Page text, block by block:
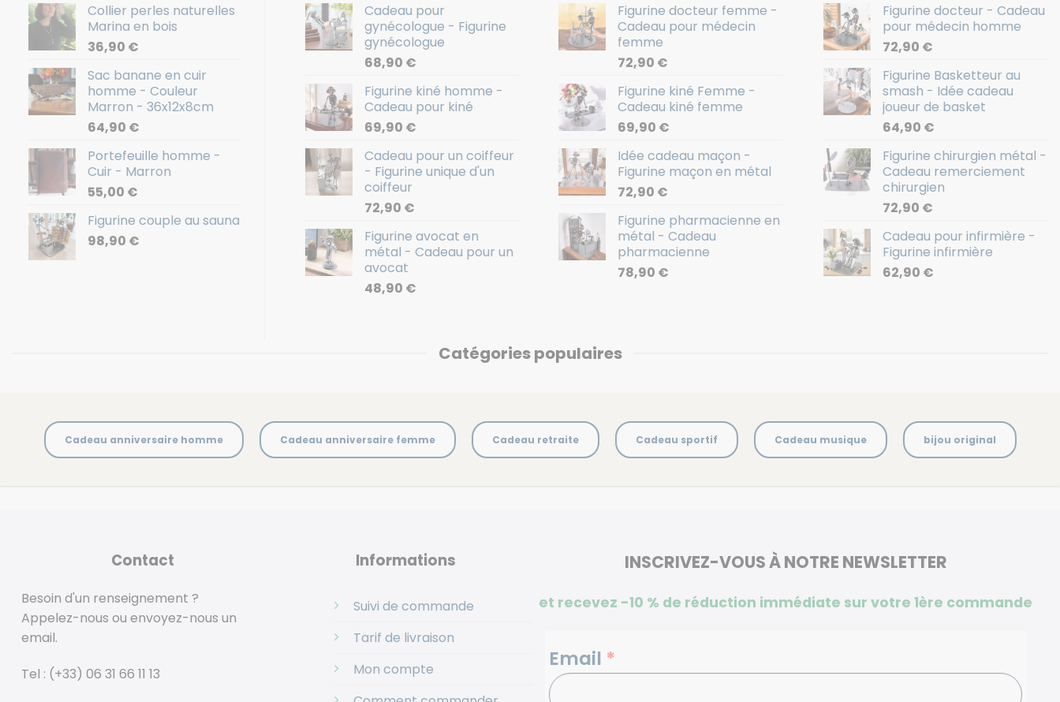
Collier perles naturelles
Marina en bois
36,90 €
Sac banane en cuir
homme - Couleur
Marron - 36x12x8cm
64,90 €
Portefeuille homme -
Cuir - Marron
55,00 €
Figurine couple au sauna
98,90 €
Cadeau pour
gynécologue - Figurine
gynécologue
68,90 €
Figurine kiné homme -
Cadeau pour kiné
69,90 €
Cadeau pour un coiffeur
- Figurine unique d'un
coiffeur
72,90 €
Figurine avocat en
métal - Cadeau pour un
avocat
48,90 €
Figurine docteur femme -
Cadeau pour médecin
femme
72,90 €
Figurine kiné Femme -
Cadeau kiné femme
69,90 €
Idée cadeau maçon -
Figurine maçon en métal
72,90 €
Figurine pharmacienne en
métal - Cadeau
pharmacienne
78,90 €
Figurine docteur - Cadeau
pour médecin homme
72,90 €
Figurine Basketteur au
smash - Idée cadeau
joueur de basket
64,90 €
Figurine chirurgien métal -
Cadeau remerciement
chirurgien
72,90 €
Cadeau pour infirmière -
Figurine infirmière
62,90 €
Catégories populaires
Cadeau anniversaire homme Cadeau anniversaire femme Cadeau retraite Cadeau sportif Cadeau musique bijou original
Contact
Besoin d'un renseignement ?
Appelez-nous ou envoyez-nous un
email.
Tel : (+33) 06 31 66 11 13
Informations
Suivi de commande
Tarif de livraison
Mon compte
INSCRIVEZ-VOUS À NOTRE NEWSLETTER
et recevez -10 % de réduction immédiate sur votre 1ère commande
NEWSLETTERS
Email *